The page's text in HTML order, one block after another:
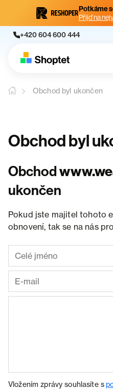
Potkáme
Přijď na
+420 604 600 444
Obchod byl ukončen
Obchod byl
Obchod
ukončen
Pokud jste majitel tohoto
obnovení, tak se na nás
Vložením zprávy souhlasíte s